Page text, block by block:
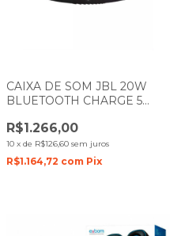
CAIXA DE SOM JBL 20W
BLUETOOTH CHARGE 5
R$1.266,00
10 xde R$126,60 sem juros
R$1.164,72 com Pix